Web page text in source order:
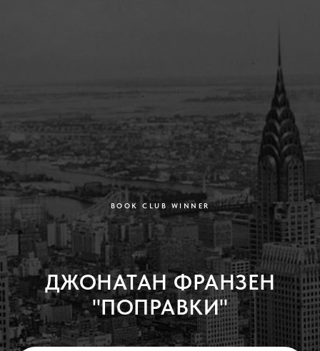
BOOK CLUB WINNER
ДЖОНАТАН ФРАНЗЕН
"ПОПРАВКИ"